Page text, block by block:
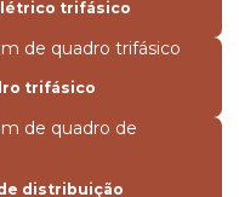
trifásico
trifásico
distribuição